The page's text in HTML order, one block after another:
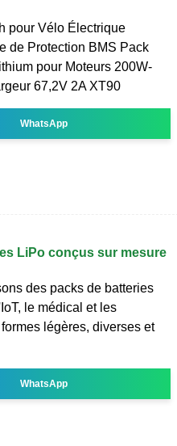
pour Vélo Électrique
de Protection BMS Pack
pour Moteurs 200W-
67,2V 2A XT90
WhatsApp
LiPo conçus sur mesure
des packs de batteries
le médical et les
légères, diverses et
WhatsApp